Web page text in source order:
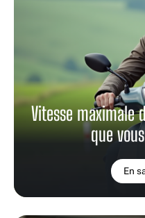
Vitesse maximale
que
En